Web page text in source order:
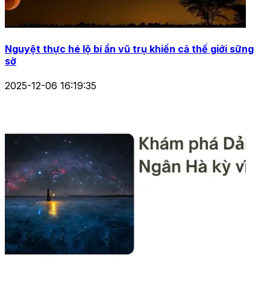
Nguyệt thực hé lộ bí ẩn vũ trụ khiến cả thế giới sững
sờ
2025-12-06 16:19:35